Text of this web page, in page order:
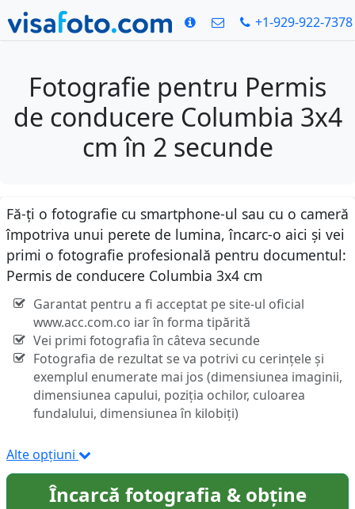
+1-929-922-7378
Fotografie pentru Permis
de conducere Columbia 3x4
cm în 2 secunde
Fă-ți o fotografie cu smartphone-ul sau cu o cameră
împotriva unui perete de lumina, încarc-o aici și vei
primi o fotografie profesională pentru documentul:
Permis de conducere Columbia 3x4 cm
Garantat pentru a fi acceptat pe site-ul oficial
www.acc.com.co iar în forma tipărită
Vei primi fotografia în câteva secunde
Fotografia de rezultat se va potrivi cu cerințele și
exemplul enumerate mai jos (dimensiunea imaginii,
dimensiunea capului, poziția ochilor, culoarea
fundalului, dimensiunea în kilobiți)
Alte opțiuni
Încarcă fotografia & obține